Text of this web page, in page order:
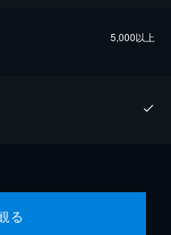
5,000以上
る